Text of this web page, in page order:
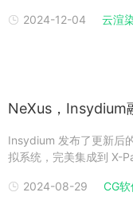
插件，为CG行业的创作
2024-12-04 云渲
NeXus，Insydium
Insydium 发布了更新后
拟系统，完美集成到 X-
一起使用。如
2024-08-29 CG